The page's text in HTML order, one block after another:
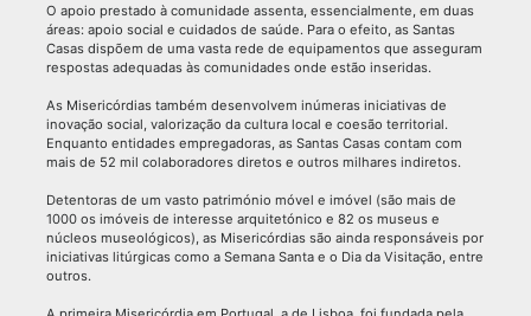
O apoio prestado à comunidade assenta, essencialmente, em duas
áreas: apoio social e cuidados de saúde. Para o efeito, as Santas
Casas dispõem de uma vasta rede de equipamentos que asseguram
respostas adequadas às comunidades onde estão inseridas.
As Misericórdias também desenvolvem inúmeras iniciativas de
inovação social, valorização da cultura local e coesão territorial.
Enquanto entidades empregadoras, as Santas Casas contam com
mais de 52 mil colaboradores diretos e outros milhares indiretos.
Detentoras de um vasto património móvel e imóvel (são mais de
1000 os imóveis de interesse arquitetónico e 82 os museus e
núcleos museológicos), as Misericórdias são ainda responsáveis por
iniciativas litúrgicas como a Semana Santa e o Dia da Visitação, entre
outros.